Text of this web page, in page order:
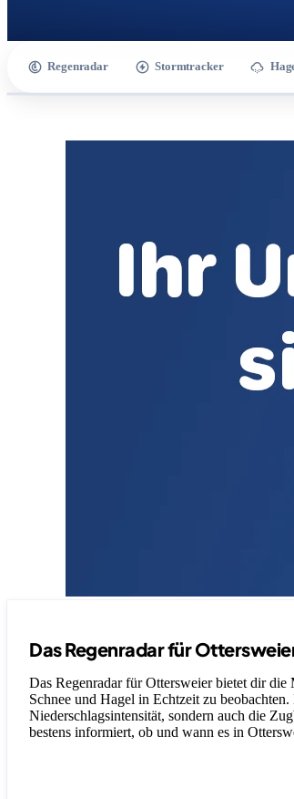
Regenradar Stormtracker
Das Regenradar für
Das Regenradar für Ottersweier bietet dir
Schnee und Hagel in Echtzeit zu
Niederschlagsintensität, sondern auch die
bestens informiert, ob und wann es in